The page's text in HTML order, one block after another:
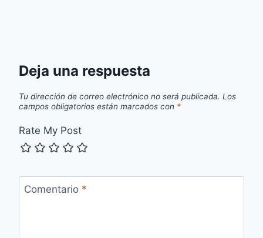
Deja una respuesta
Tu dirección de correo electrónico no será publicada. Los
campos obligatorios están marcados con *
Rate My Post
Comentario *